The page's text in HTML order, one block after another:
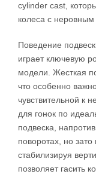
cylinder cast,
колеса с
Поведение
играет ключевую
модели. Жесткая
что особенно
чувствительной к
для гонок по
подвеска,
поворотах, но
стабилизируя
позволяет гасить